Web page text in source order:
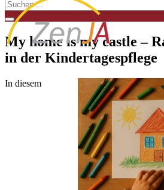
My home is my castle –
in der Kindertagespflege
In diesem